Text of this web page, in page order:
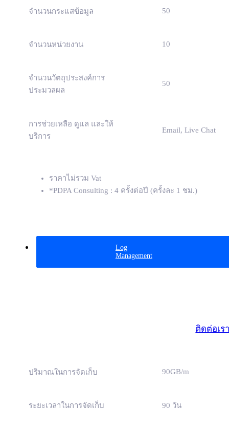
จำนวนกระแสข้อมูล 50
จำนวนหน่วยงาน 10
จำนวนวัตถุประสงค์การ
ประมวลผล
50
การช่วยเหลือ ดูแล และให้
บริการ
Email, Live Chat
ราคาไม่รวม Vat
*PDPA Consulting : 4 ครั้งต่อปี (ครั้งละ 1 ชม.)
Log
Management
ติดต่อเร
ปริมาณในการจัดเก็บ 90GB/m
ระยะเวลาในการจัดเก็บ 90 วัน